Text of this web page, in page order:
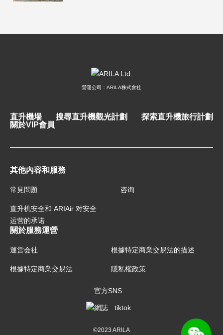
營運公司：ARILA株式會社
直升機場 搜尋直升機觀光計劃
探索直升機旅行計劃
關於VIP會員
其他內容和服務
常見問題 咨询
直升机安全和 ARIAir 对安全
运营的承诺
關於服務運營
運営会社 根據特定商業交易法的描述
根據特定商業交易法 隱私權政策
官方SNS
©2023 ARILA